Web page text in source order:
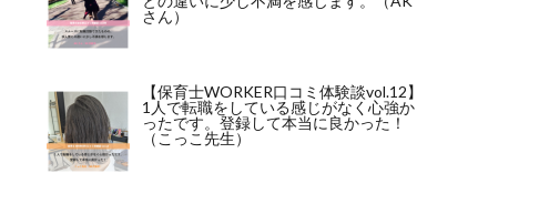
さん）
【保育士WORKER口コミ体験談vol.12】
1人で転職をしている感じがなく心強か
ったです。登録して本当に良かった！
（こっこ先生）